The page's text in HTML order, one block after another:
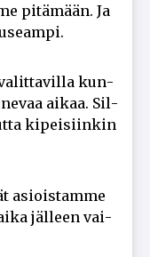
pi­tä­mään. Ja
kun­
ai­kaa. Sil­
ki­pei­siin­kin
asi­ois­tam­me
jäl­leen vai­